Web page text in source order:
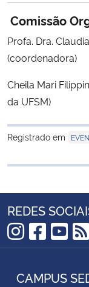
Comissão
Profa. Dra.
(coordenadora)
Cheila Mari
da UFSM)
Registrado em
REDES
CAMPUS